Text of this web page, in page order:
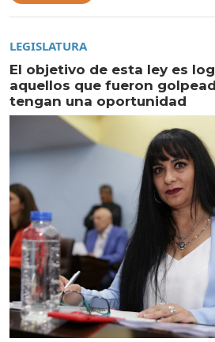
LEGISLATURA
El objetivo de esta ley es
aquellos que fueron
tengan una oportunidad